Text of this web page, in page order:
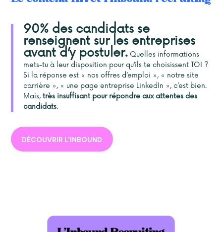
90% des candidats se
renseignent sur les entreprises
avant d’y postuler. Quelles informations
mets-tu à leur disposition pour qu’ils te choisissent TOI ?
Si la réponse est « nos offres d’emploi », « notre site
carrière », « une page entreprise LinkedIn », c’est bien.
Mais,très insuffisant pour répondre aux attentes des
candidats.
DÉCOUVRIR L'INBOUND